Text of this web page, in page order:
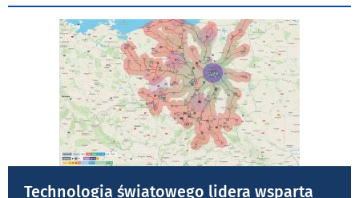
Technologia światowego lidera wsparta